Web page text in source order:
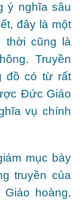
ý nghĩa sâu
đây là một
thời cũng là
Truyền
đồ có từ rất
Đức Giáo
vụ chính
mục bày
truyền của
hoàng,